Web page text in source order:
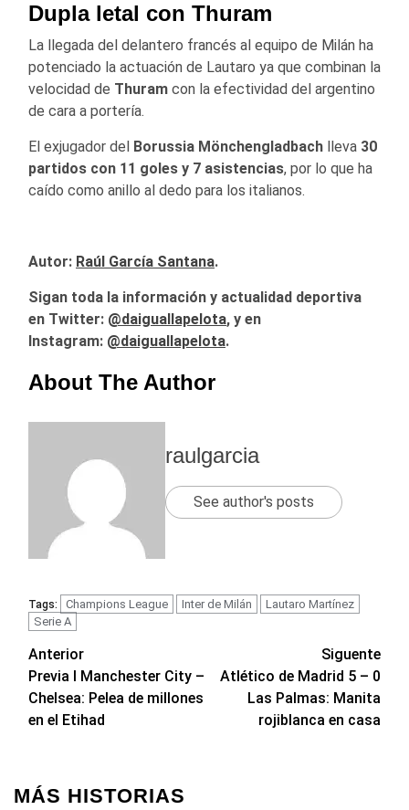
Dupla letal con Thuram
La llegada del delantero francés al equipo de Milán ha
potenciado la actuación de Lautaro ya que combinan la
velocidad de Thuram con la efectividad del argentino
de cara a portería.
El exjugador del Borussia Mönchengladbach ​ lleva 30
partidos con 11 goles y 7 asistencias, por lo que ha
caído como anillo al dedo para los italianos.
Autor: Raúl García Santana.
Sigan toda la información y actualidad deportiva
en Twitter: @daiguallapelota, y en
Instagram: @daiguallapelota.
About The Author
raulgarcia
See author's posts
Tags: Champions League Inter de Milán
Lautaro Martínez
Serie A
Navegación
de
entradas
Anterior
Previa I Manchester City –
Chelsea: Pelea de millones
en el Etihad
Siguente
Atlético de Madrid 5 – 0
Las Palmas: Manita
rojiblanca en casa
MÁS HISTORIAS